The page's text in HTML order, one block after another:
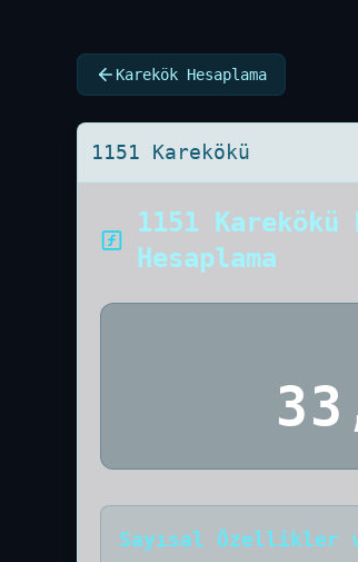
Karekök Hesaplama
1151 Karekökü
1151
Hesaplama
Sayısal Özellikler